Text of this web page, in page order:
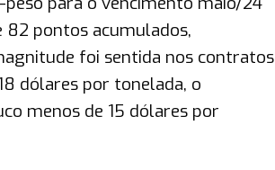
pontos acumulados,
foi sentida nos contratos
dólares por tonelada, o
menos de 15 dólares por